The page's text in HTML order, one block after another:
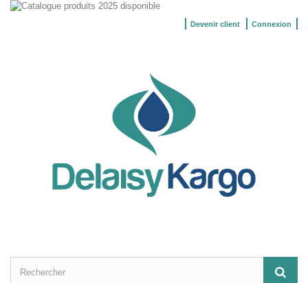
Connexion
Devenir client